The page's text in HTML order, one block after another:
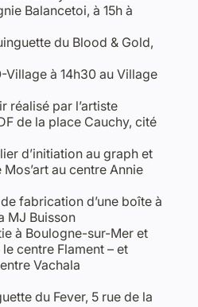
Balancetoi, à 15h à
du Blood & Gold,
Village à 14h30 au Village
réalisé par l’artiste
de la place Cauchy, cité
d’initiation au graph et
au centre Annie
fabrication d’une boîte à
MJ Buisson
à Boulogne-sur-Mer et
centre Flament – et
Vachala
du Fever, 5 rue de la